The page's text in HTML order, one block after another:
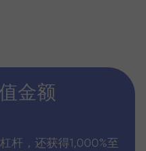
金额
杆，还获得1,000%至